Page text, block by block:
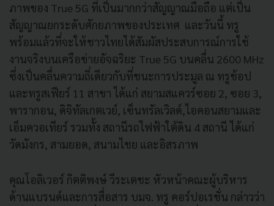
ภาพของ True 5G ที่เป็นมากกว่าสัญญาณมือถือ แต่เป็น
สัญญาณยกระดับศักยภาพของประเทศ และวันนี้ ทรู
พร้อมแล้วที่จะให้ชาวไทยได้สัมผัสประสบการณ์การใช้
งานจริงบนเครือข่ายอัจฉริยะ True 5G บนคลื่น 2600 MHz
ซึ่งเป็นคลื่นความถี่เดียวกับที่ชนะการประมูล ณ ทรูช้อป
และทรูสเฟียร์ 11 สาขา ได้แก่ สยามสแควร์ซอย 2, ซอย 3,
พารากอน, ดิจิทัลเกตเวย์, เซ็นทรัลเวิลด์,ไอคอนสยามและ
เอ็มควอเทียร์ รวมทั้ง สถานีรถไฟฟ้าใต้ดิน 4 สถานี ได้แก่
วัดมังกร, สามยอด, สนามไชย และอิสรภาพ
คุณโอลิเวอร์ กิตติพงษ์ วีระเตชะ หัวหน้าคณะผู้บริหาร
ด้านแบรนด์และการสื่อสาร บมจ. ทรู คอร์ปอเรชั่น กล่าวว่า